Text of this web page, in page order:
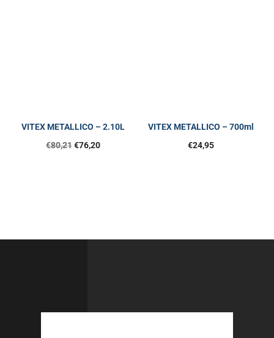
VITEX METALLICO – 2.10L
€80,21 €76,20
VITEX METALLICO – 700ml
€24,95